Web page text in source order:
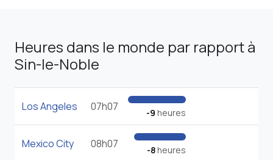
Heures dans le monde par rapport à
Sin-le-Noble
Los Angeles 07h07 -9 heures
Mexico City 08h07 -8heures